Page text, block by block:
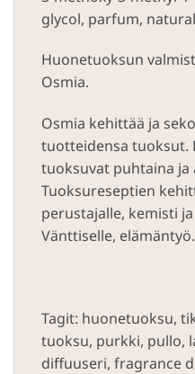
glycol, parfum,
Huonetuoksun
Osmia.
Osmia kehittää ja
tuotteidensa tuoksut.
tuoksuvat puhtaina ja
Tuoksureseptien
perustajalle, kemisti
Vänttiselle, elämäntyö.
Tagit: huonetuoksu,
tuoksu, purkki, pullo,
diffuuseri, fragrance